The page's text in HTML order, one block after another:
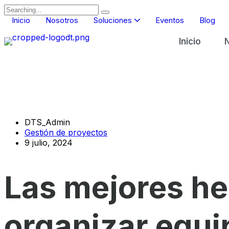
Inicio Nosotros Soluciones Eventos Blog
Inicio
DTS_Admin
Gestión de proyectos
9 julio, 2024
Las mejores